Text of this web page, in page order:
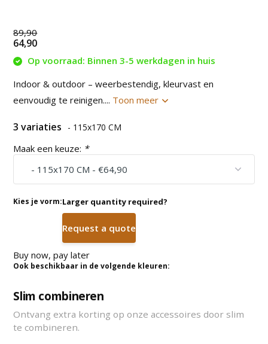
89,90
64,90
Op voorraad: Binnen 3-5 werkdagen in huis
Indoor & outdoor – weerbestendig, kleurvast en
eenvoudig te reinigen.... Toon meer
3 variaties - 115x170 CM
Maak een keuze: *
Kies je vorm:Larger quantity required?
Request a quote
Buy now, pay later
Ook beschikbaar in de volgende kleuren:
Slim combineren
Ontvang extra korting op onze accessoires door slim
te combineren.